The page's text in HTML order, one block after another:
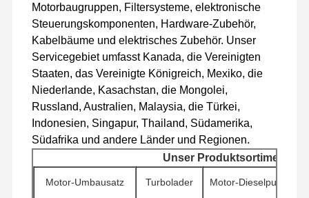
Fälle
Perkins Engine
Yanmar-Motor
Kubota-Motor
Isuzu-Motor
Motorbaugruppen, Filtersysteme, elektronische
Steuerungskomponenten, Hardware-Zubehör,
Kabelbäume und elektrisches Zubehör. Unser
Servicegebiet umfasst Kanada, die Vereinigten
Staaten, das Vereinigte Königreich, Mexiko, die
Niederlande, Kasachstan, die Mongolei,
Russland, Australien, Malaysia, die Türkei,
Indonesien, Singapur, Thailand, Südamerika,
Südafrika und andere Länder und Regionen.
Unser Produktsortiment
Motor-Umbausatz Turbolader Motor-Dieselpumpen